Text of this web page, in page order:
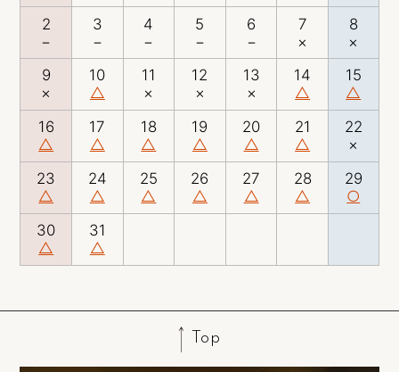
2
－
3
－
4
－
5
－
6
－
7
×
8
×
9
×
10
△
11
×
12
×
13
×
14
△
15
△
16
△
17
△
18
△
19
△
20
△
21
△
22
×
23
△
24
△
25
△
26
△
27
△
28
△
29
○
30
△
31
△
Top